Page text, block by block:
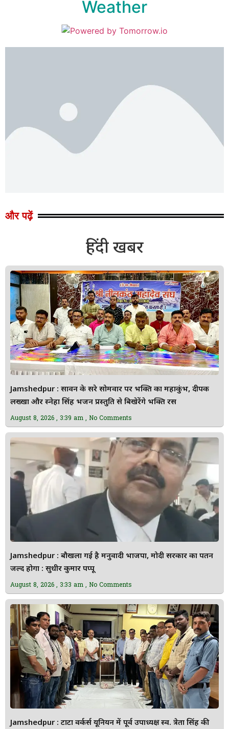
Weather
और पढ़ें
हिंदी खबर
Jamshedpur : सावन के दूसरे सोमवार पर भक्ति का महाकुंभ, दीपक
लख्खा और स्नेहा सिंह भजन प्रस्तुति से बिखेरेंगे भक्ति रस
August 8, 2026 3:39 am No Comments
Jamshedpur : बौखला गई है मनुवादी भाजपा, मोदी सरकार का पतन
जल्द होगा : सुधीर कुमार पप्पू
August 8, 2026 3:33 am No Comments
Jamshedpur : टाटा वर्कर्स यूनियन में पूर्व उपाध्यक्ष स्व. त्रेता सिंह की